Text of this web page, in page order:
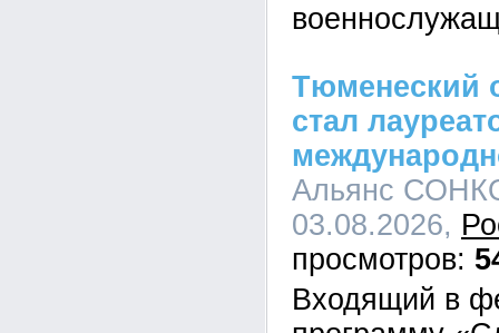
Тюменеский
стал
Альянс
03.08.2026,
Входящий в